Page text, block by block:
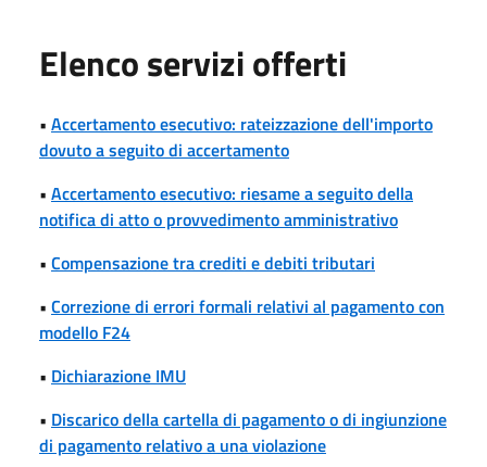
Elenco servizi offerti
• Accertamento esecutivo: rateizzazione dell'importo
dovuto a seguito di accertamento
• Accertamento esecutivo: riesame a seguito della
notifica di atto o provvedimento amministrativo
• Compensazione tra crediti e debiti tributari
• Correzione di errori formali relativi al pagamento con
modello F24
• Dichiarazione IMU
• Discarico della cartella di pagamento o di ingiunzione
di pagamento relativo a una violazione